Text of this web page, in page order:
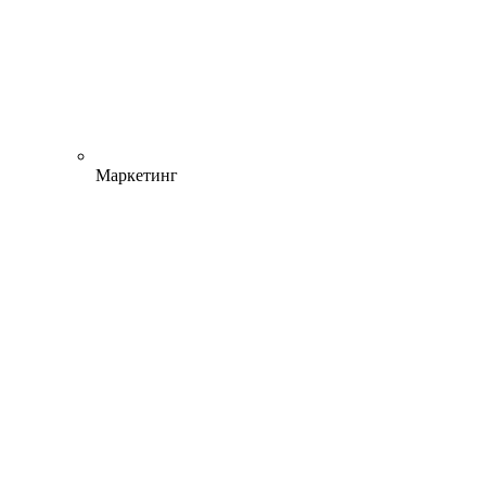
Маркетинг